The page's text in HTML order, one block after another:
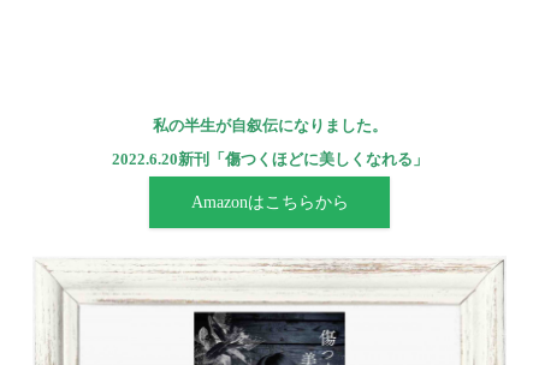
私の半生が自叙伝になりました。
2022.6.20新刊「傷つくほどに美しくなれる」
Amazonはこちらから